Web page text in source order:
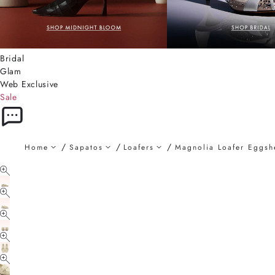
Bridal
Glam
Web Exclusive
Sale
Home Sapatos Loafers Magnolia Loafer